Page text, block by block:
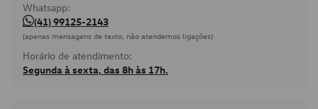
Whatsapp:
(41) 99125-2143
(apenas mensagens de texto, não atendemos ligações)
Horário de atendimento:
Segunda à sexta, das 8h às 17h.